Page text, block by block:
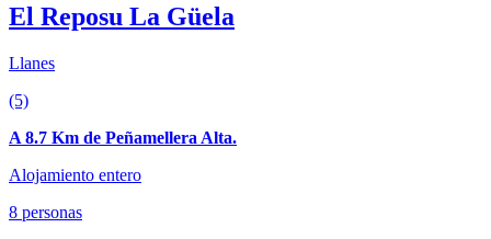
El Reposu La Güela
Llanes
(5)
A 8.7 Km de Peñamellera Alta.
Alojamiento entero
8 personas